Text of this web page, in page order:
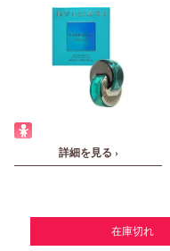
詳細を見る ›
在庫切れ